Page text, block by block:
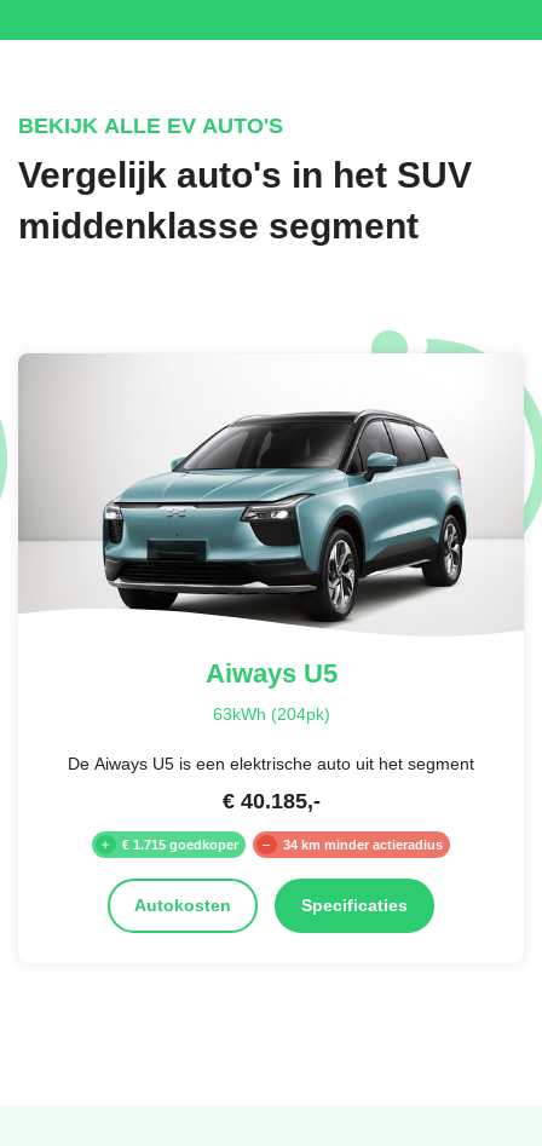
PERFORMANCE BLUE SOLID
€ 1.095,-
PERFORMANCE BLUE MATTE SOLID
SOULTRONIC ORANGE PEARL MICA
BEKIJK ALLE EV AUTO'S
Vergelijk auto's in het SUV
middenklasse segment
AiwaysU5
63kWh (204pk)
De Aiways U5 is een elektrische auto uit het segment
€ 40.185,-
€ 1.715 goedkoper 34 km minder actieradius
Autokosten Specificaties